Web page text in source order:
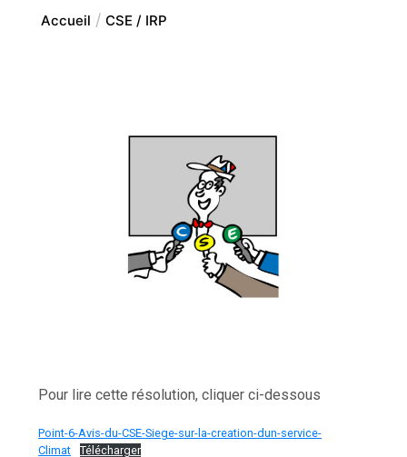
Accueil CSE / IRP
Pour lire cette résolution, cliquer ci-dessous
Point-6-Avis-du-CSE-Siege-sur-la-creation-dun-service-
Climat
Télécharger